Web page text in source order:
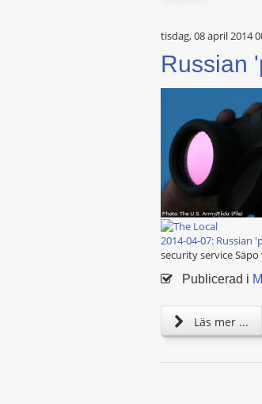
tisdag, 08 april 2014
Russian
2014-04-07: Russian
security service
Publicerad i
Läs mer ...